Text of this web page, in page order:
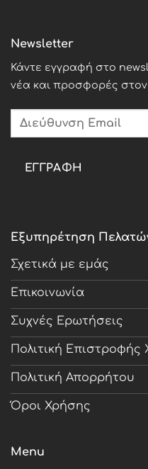
Εξυπηρέτηση
Σχετικά με εμάς
Επικοινωνία
Συχνές Ερωτήσεις
Πολιτική Επιστροφής
Πολιτική Απορρήτου
Όροι Χρήσης
Menu
Newsletter
Κάντε εγγραφή στο
νέα και προσφορές